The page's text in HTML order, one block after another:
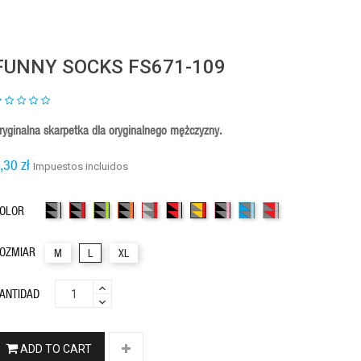
SOCKS FS671-109
skarpetka dla oryginalnego mężczyzny.
zł Impuestos incluidos
3kolory13kolory83kolory93kolory163kolory313kolory453kolory543kolory553kolory563kolory57
M L XL
ADD TO CART